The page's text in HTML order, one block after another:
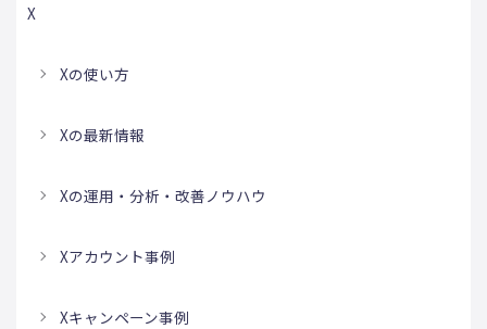
X
Xの使い方
Xの最新情報
Xの運用・分析・改善ノウハウ
Xアカウント事例
Xキャンペーン事例